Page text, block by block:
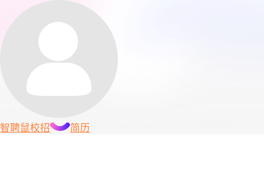
智聘鼠校招 简历